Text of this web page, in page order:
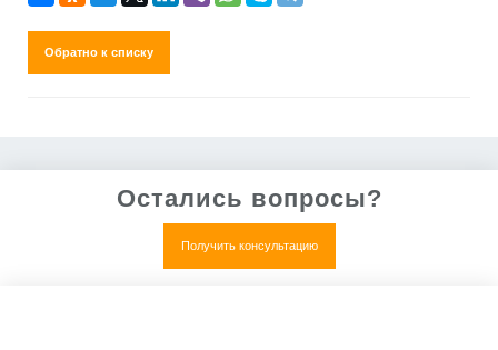
Обратно к списку
Остались вопросы?
Получить консультацию